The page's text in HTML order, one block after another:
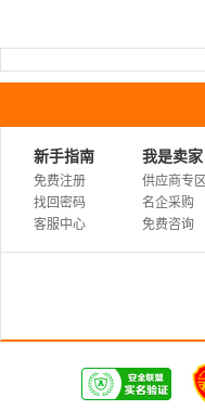
新手指南
免费注册
找回密码
客服中心
我是卖家
供应商专区
名企采购
免费咨询